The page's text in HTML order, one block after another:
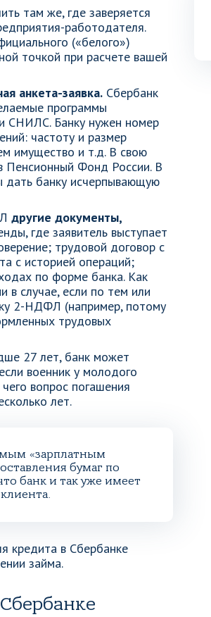
там же, где заверяется
работодателя.
(«белого»)
точкой при расчете вашей
анкета-заявка. Сбербанк
программы
СНИЛС. Банку нужен номер
частоту и размер
имущество и т.д. В свою
Пенсионный Фонд России. В
банку исчерпывающую
другие документы,
где заявитель выступает
трудовой договор с
с историей операций;
по форме банка. Как
в случае, если по тем или
2-НДФЛ (например, потому
трудовых
27 лет, банк может
военник у молодого
вопрос погашения
лет.
«зарплатным
бумаг по
банк и так уже имеет
кредита в Сбербанке
займа.